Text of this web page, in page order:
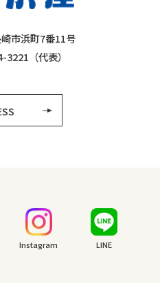
市浜町7番11号
（代表）
Instagram LINE